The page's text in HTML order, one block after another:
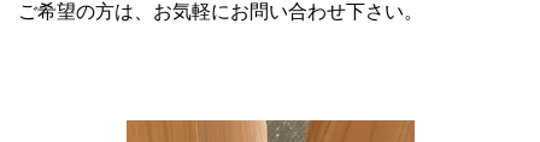
ご希望の方は、お気軽にお問い合わせ下さい。